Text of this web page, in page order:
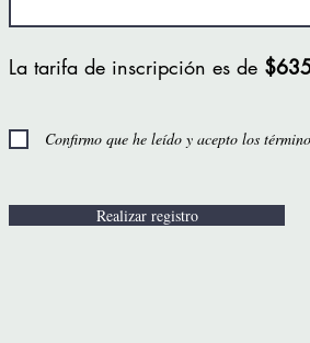
La tarifa de inscripción es de
Confirmo que he leído y acepto los
Realizar registro